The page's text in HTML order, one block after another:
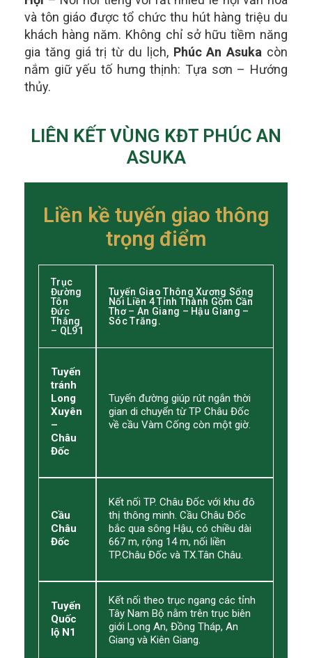
và tôn giáo được tổ chức thu hút hàng triệu du
khách hàng năm. Không chỉ sở hữu tiềm năng
gia tăng giá trị từ du lịch, Phúc An Asuka còn
nắm giữ yếu tố hưng thịnh: Tựa sơn – Hướng
thủy.
LIÊN KẾT VÙNG KĐT PHÚC AN
ASUKA
Liền kề tuyến giao thông
trọng điểm
Trục
Đường
Tôn
Đức
Thắng
– QL91
Tuyến Giao Thông Xương Sống
Nối Liền 4 Tỉnh Thành Gồm Cần
Thơ – An Giang – Hậu Giang –
Sóc Trăng.
Tuyến
tránh
Long
Xuyên
–
Châu
Đốc
Tuyến đường giúp rút ngắn thời
gian di chuyển từ TP Châu Đốc
về cầu Vàm Cống còn một giờ.
Cầu
Châu
Đốc
Kết nối TP. Châu Đốc với khu đô
thị thông minh. Cầu Châu Đốc
bắc qua sông Hậu, có chiều dài
667 m, rộng 14 m, nối liền
TP.Châu Đốc và TX.Tân Châu.
Tuyến
Quốc
lộ N1
Kết nối theo trục ngang các tỉnh
Tây Nam Bộ nằm trên trục biên
giới Long An, Đồng Tháp, An
Giang và Kiên Giang.